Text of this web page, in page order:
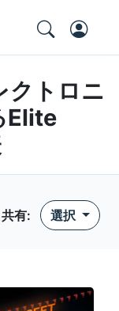
クトロニ
Elite
共有: 選択